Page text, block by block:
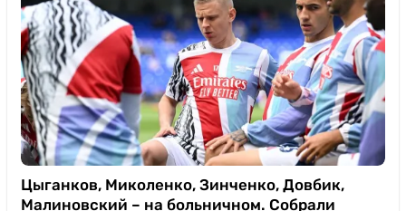
Цыганков, Миколенко, Зинченко, Довбик,
Малиновский – на больничном. Собрали